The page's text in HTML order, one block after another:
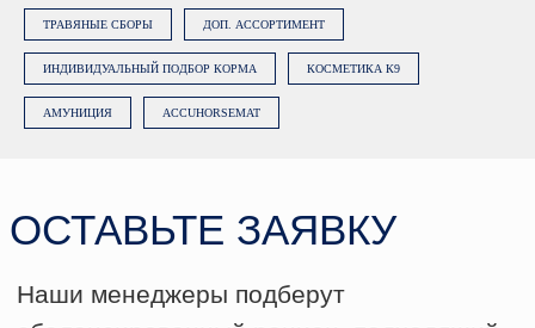
ТРАВЯНЫЕ СБОРЫ ДОП. АССОРТИМЕНТ
ИНДИВИДУАЛЬНЫЙ ПОДБОР КОРМА КОСМЕТИКА К9
АМУНИЦИЯ ACCUHORSEMAT